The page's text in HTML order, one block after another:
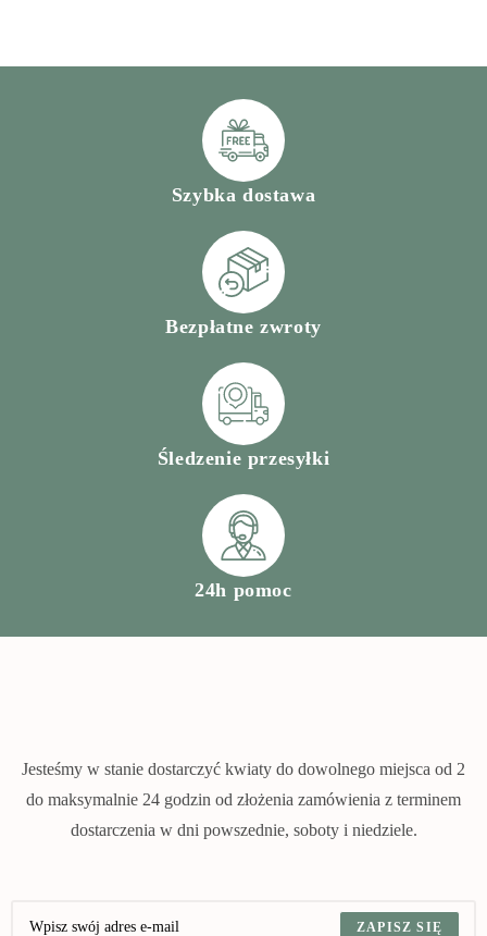
Szybka dostawa
Bezpłatne zwroty
Śledzenie przesyłki
24h pomoc
Jesteśmy w stanie dostarczyć kwiaty do dowolnego miejsca od 2
do maksymalnie 24 godzin od złożenia zamówienia z terminem
dostarczenia w dni powszednie, soboty i niedziele.
ZAPISZ SIĘ